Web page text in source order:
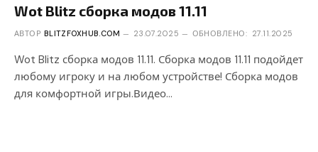
Wot Blitz сборка модов 11.11
АВТОР BLITZFOXHUB.COM 23.07.2025 ОБНОВЛЕНО: 27.11.2025
Wot Blitz сборка модов 11.11. Сборка модов 11.11 подойдет
любому игроку и на любом устройстве! Сборка модов
для комфортной игры.Видео…